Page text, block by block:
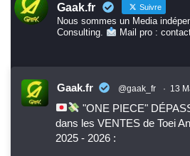
Gaak.fr Suivre
Nous sommes un Media
Consulting.
Mail pro :
Gaak.fr @gaak_fr · 13
"ONE PIECE"
dans les VENTES de Toei
2025 - 2026 :